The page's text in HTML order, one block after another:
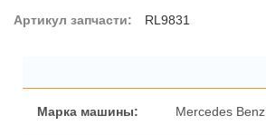
Артикул запчасти: RL9831
Марка машины: Mercedes Benz